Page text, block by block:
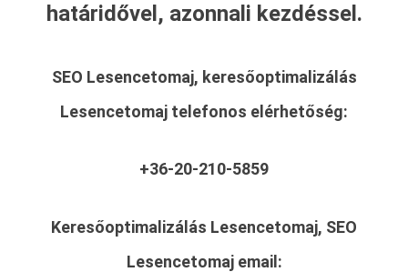
határidővel, azonnali kezdéssel.
SEO Lesencetomaj, keresőoptimalizálás
Lesencetomaj telefonos elérhetőség:
+36-20-210-5859
Keresőoptimalizálás Lesencetomaj, SEO
Lesencetomaj email: